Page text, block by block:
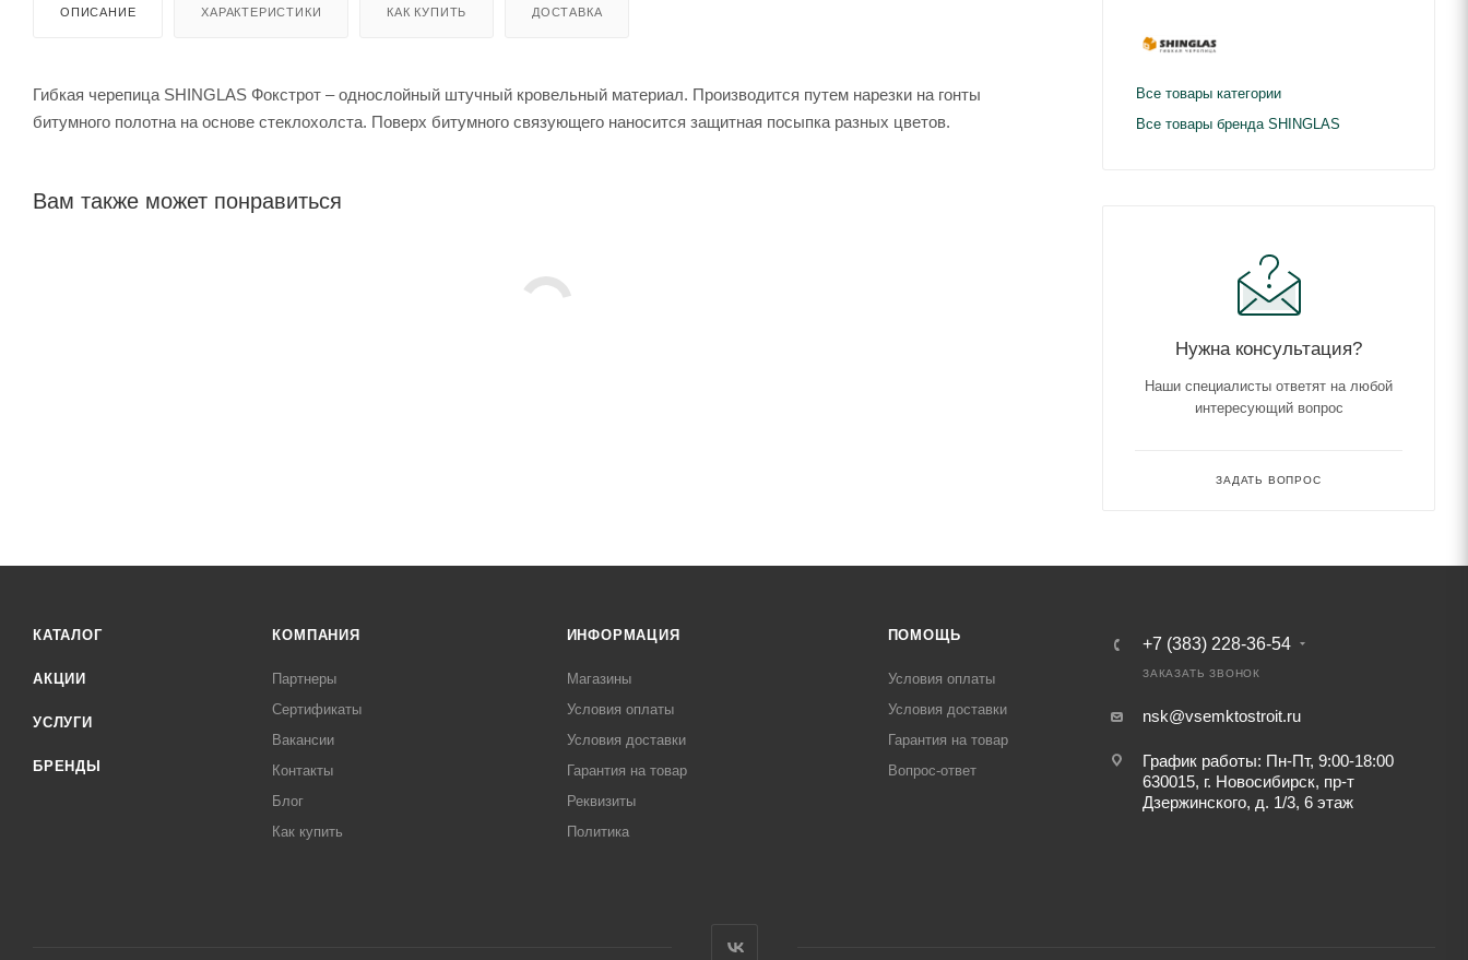
ОПИСАНИЕ ХАРАКТЕРИСТИКИ КАК КУПИТЬ ДОСТАВКА
Гибкая черепица SHINGLAS Фокстрот – однослойный штучный кровельный материал. Производится путем нарезки на гонты
битумного полотна на основе стеклохолста. Поверх битумного связующего наносится защитная посыпка разных цветов.
Вам также может понравиться
Все товары категории
Все товары бренда SHINGLAS
Нужна консультация?
Наши специалисты ответят на любой
интересующий вопрос
ЗАДАТЬ ВОПРОС
КАТАЛОГ
АКЦИИ
УСЛУГИ
БРЕНДЫ
КОМПАНИЯ
Партнеры
Сертификаты
Вакансии
Контакты
Блог
Как купить
ИНФОРМАЦИЯ
Магазины
Условия оплаты
Условия доставки
Гарантия на товар
Реквизиты
Политика
ПОМОЩЬ
Условия оплаты
Условия доставки
Гарантия на товар
Вопрос-ответ
+7 (383) 228-36-54
ЗАКАЗАТЬ ЗВОНОК
nsk@vsemktostroit.ru
График работы: Пн-Пт, 9:00-18:00
630015, г. Новосибирск, пр-т
Дзержинского, д. 1/3, 6 этаж